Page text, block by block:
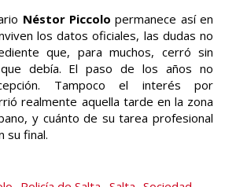
Néstor Piccolo permanece así en
los datos oficiales, las dudas no
que, para muchos, cerró sin
debía. El paso de los años no
Tampoco el interés por
realmente aquella tarde en la zona
y cuánto de su tarea profesional
su final.